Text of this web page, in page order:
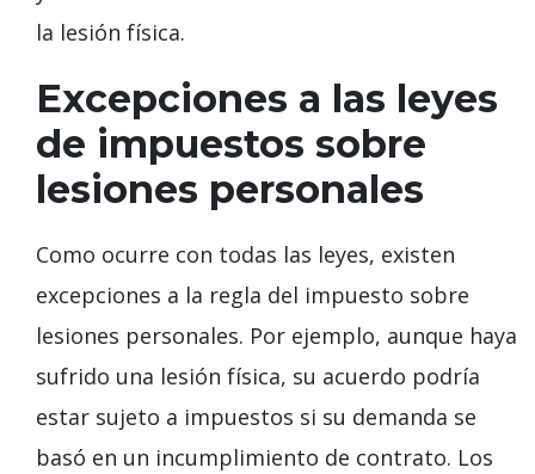
la lesión física.
Excepciones a las leyes
de impuestos sobre
lesiones personales
Como ocurre con todas las leyes, existen
excepciones a la regla del impuesto sobre
lesiones personales. Por ejemplo, aunque haya
sufrido una lesión física, su acuerdo podría
estar sujeto a impuestos si su demanda se
basó en un incumplimiento de contrato. Los